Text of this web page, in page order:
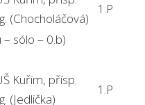
(Chocholáčová)
1.P
– sólo – 0.b)
Kuřim, přísp.
(Jedlička)
1.P